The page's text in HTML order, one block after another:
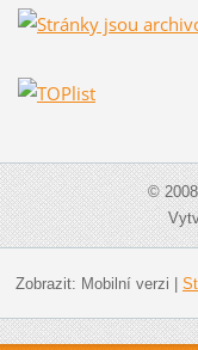
©
Zobrazit: Mobilní verzi